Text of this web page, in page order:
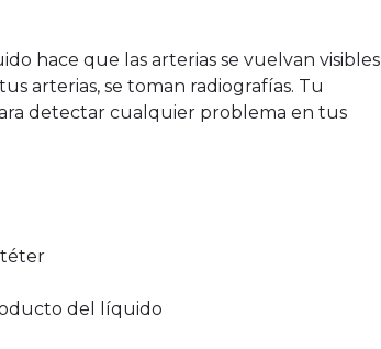
hace que las arterias se vuelvan visibles
arterias, se toman radiografías. Tu
detectar cualquier problema en tus
del líquido